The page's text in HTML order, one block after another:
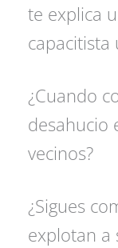
te explica
¿Cuando
desahucio
vecinos?
¿Sigues
explotan a